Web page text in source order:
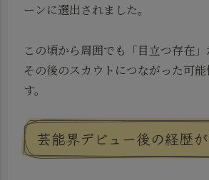
ーンに選出されました。
この頃から周囲でも「目立つ存在」
その後のスカウトにつながった可
す。
芸能界デビュー後の経歴